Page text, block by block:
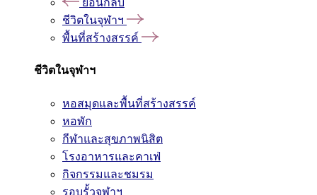
ย้อนกลับ
ชีวิตในจุฬาฯ
พื้นที่สร้างสรรค์
ชีวิตในจุฬาฯ
หอสมุดและพื้นที่สร้างสรรค์
หอพัก
กีฬาและสุขภาพนิสิต
โรงอาหารและคาเฟ่
กิจกรรมและชมรม
รอบรั้วจุฬาฯ